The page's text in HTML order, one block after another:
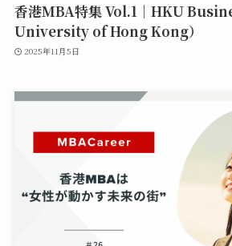
香港MBA特集 Vol.1｜HKU
University of Hong Kong）
2025年11月5日